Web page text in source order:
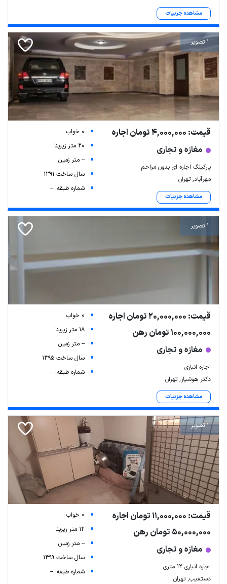
مشاهده جزییات
1 تصویر
قیمت: 4,000,000 تومان اجاره
مغازه و تجاری
پارکینگ اجاره ای بدون مزاحم
مهرآباد, تهران
مشاهده جزییات
0 خواب
20 متر زیربنا
-- متر زمین
سال ساخت 1391
شماره طبقه: --
1 تصویر
قیمت: 20,000,000 تومان اجاره
100,000,000 تومان رهن
مغازه و تجاری
اجاره انباری
دکتر هوشیار, تهران
مشاهده جزییات
0 خواب
18 متر زیربنا
-- متر زمین
سال ساخت 1395
شماره طبقه: --
1 تصویر
قیمت: 11,000,000 تومان اجاره
50,000,000 تومان رهن
مغازه و تجاری
اجاره انباری ۱۲ متری
دستغیب, تهران
0 خواب
12 متر زیربنا
-- متر زمین
سال ساخت 1399
شماره طبقه: --